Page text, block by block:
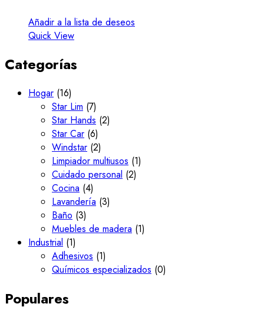
Añadir a la lista de deseos
Quick View
Categorías
Hogar (16)
Star Lim (7)
Star Hands (2)
Star Car (6)
Windstar (2)
Limpiador multiusos (1)
Cuidado personal (2)
Cocina (4)
Lavandería (3)
Baño (3)
Muebles de madera (1)
Industrial (1)
Adhesivos (1)
Químicos especializados (0)
Populares